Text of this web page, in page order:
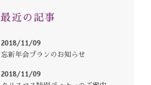
最近の記事
2018/11/09
忘新年会プランのお知らせ
2018/11/09